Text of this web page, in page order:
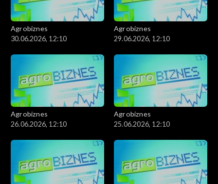
Agrobiznes
30.06.2026, 12:10
Agrobiznes
29.06.2026, 12:10
Agrobiznes
26.06.2026, 12:10
Agrobiznes
25.06.2026, 12:10